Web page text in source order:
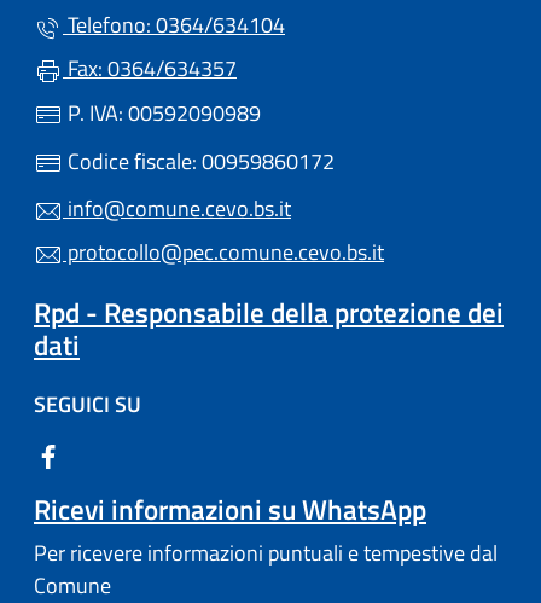
Telefono: 0364/634104
Fax: 0364/634357
P. IVA: 00592090989
Codice fiscale: 00959860172
info@comune.cevo.bs.it
protocollo@pec.comune.cevo.bs.it
Rpd - Responsabile della protezione dei
dati
SEGUICI SU
Ricevi informazioni su WhatsApp
Per ricevere informazioni puntuali e tempestive dal
Comune